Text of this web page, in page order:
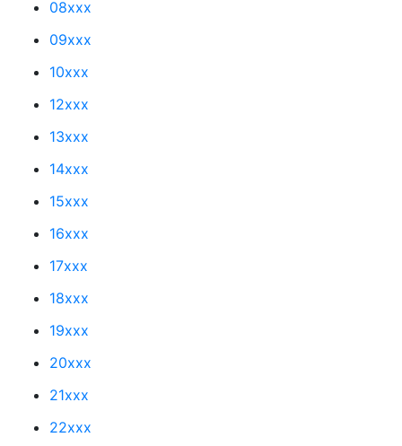
08xxx
09xxx
10xxx
12xxx
13xxx
14xxx
15xxx
16xxx
17xxx
18xxx
19xxx
20xxx
21xxx
22xxx